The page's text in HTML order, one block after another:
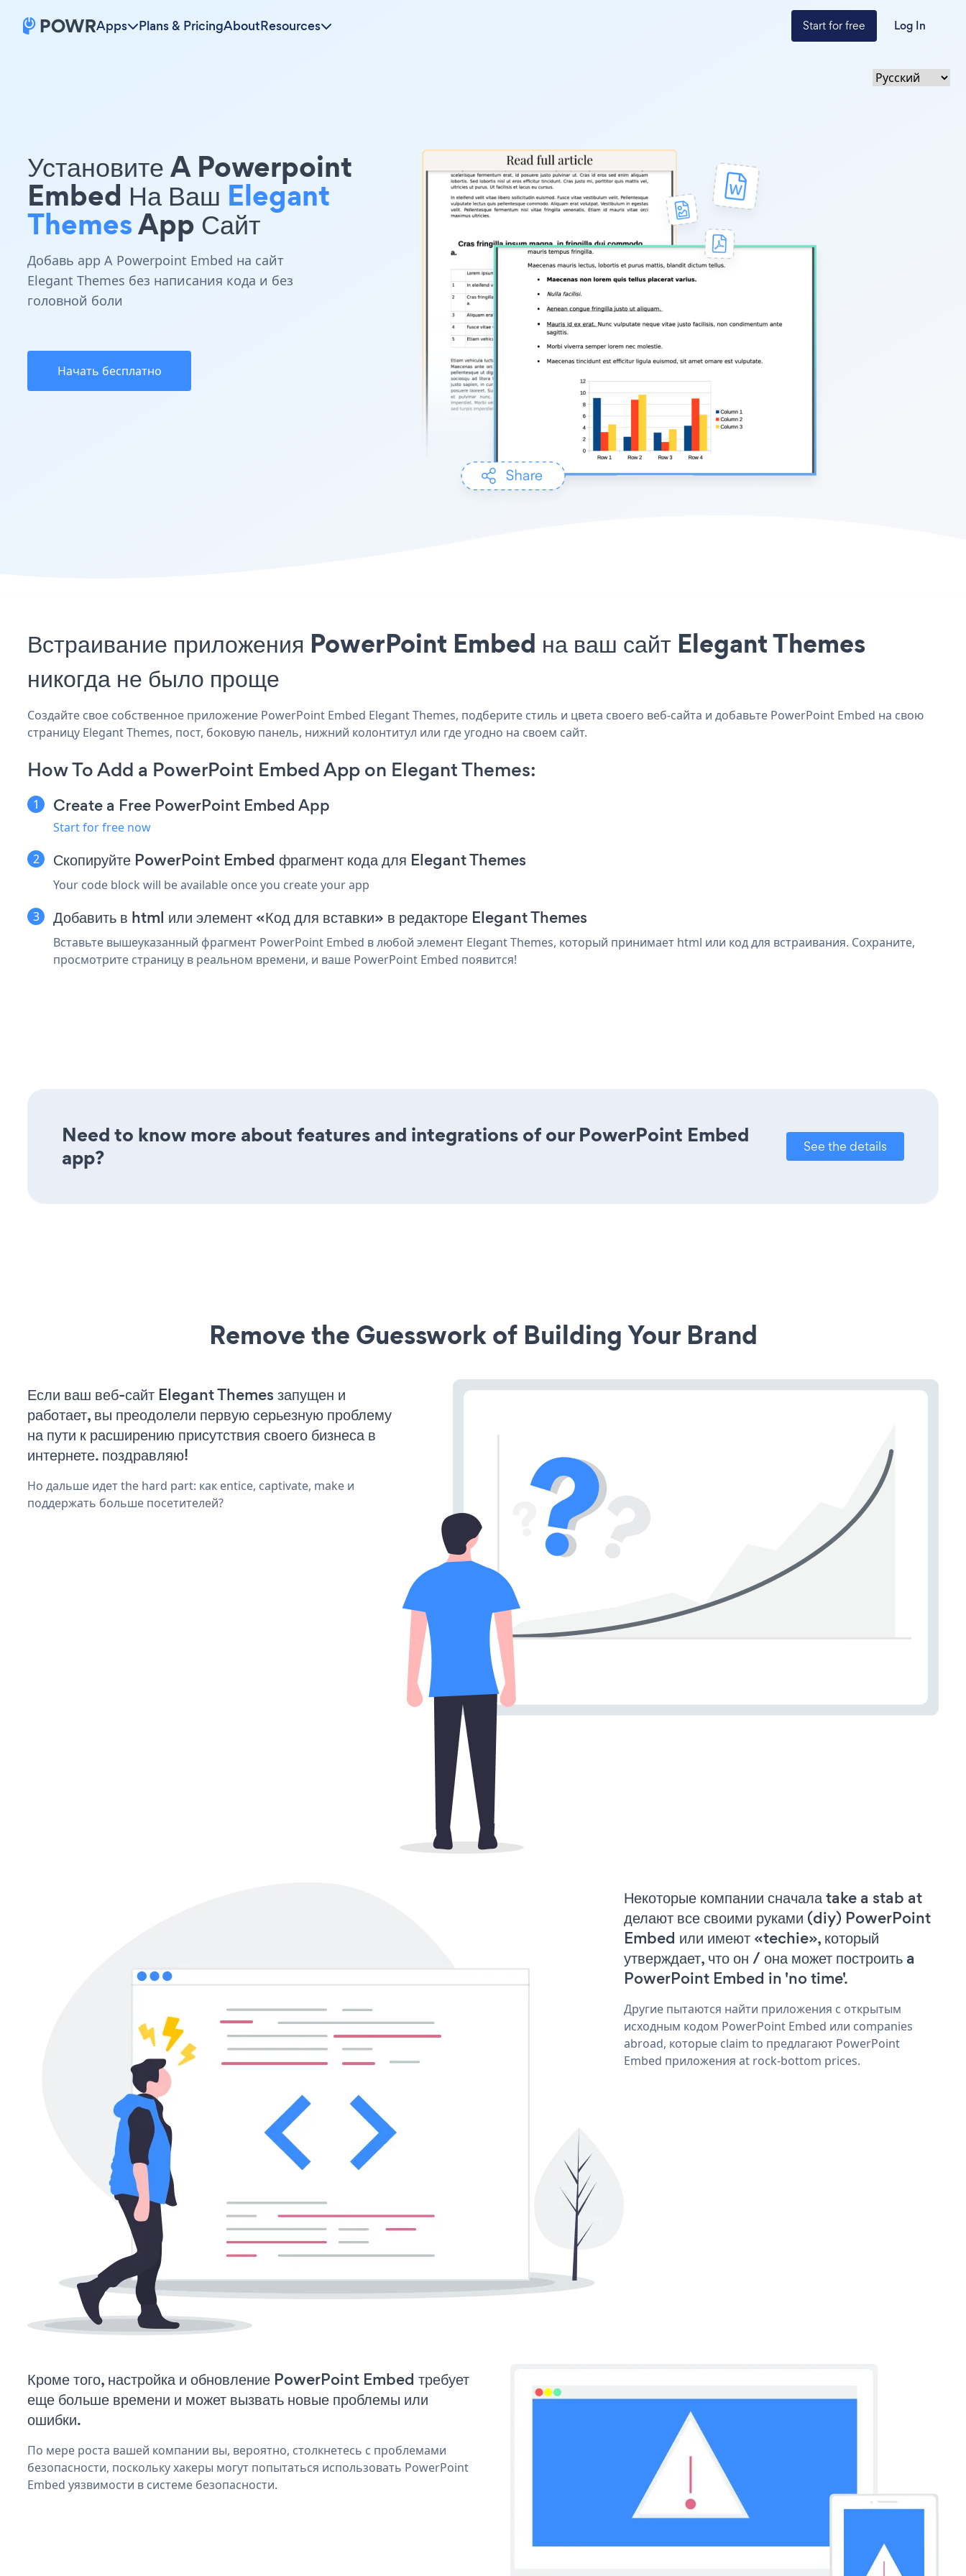
Apps Plans & PricingAboutResources Start for free Log In
Установите A Powerpoint
Embed На Ваш Elegant
ThemesApp Сайт
Добавь app A Powerpoint Embed на сайт
Elegant Themes без написания кода и без
головной боли
Начать бесплатно
Встраивание приложения PowerPoint Embed на ваш сайт Elegant Themes
никогда не было проще
Создайте свое собственное приложение PowerPoint Embed Elegant Themes, подберите стиль и цвета своего веб-сайта и добавьте PowerPoint Embed на свою
страницу Elegant Themes, пост, боковую панель, нижний колонтитул или где угодно на своем сайт.
How To Add a PowerPoint Embed App on Elegant Themes:
Create a Free PowerPoint Embed App
Start for free now
Скопируйте PowerPoint Embed фрагмент кода для Elegant Themes
Your code block will be available once you create your app
Добавить в html или элемент «Код для вставки» в редакторе Elegant Themes
Вставьте вышеуказанный фрагмент PowerPoint Embed в любой элемент Elegant Themes, который принимает html или код для встраивания. Сохраните,
просмотрите страницу в реальном времени, и ваше PowerPoint Embed появится!
Need to know more about features and integrations of our PowerPoint Embed
app?
See the details
Remove the Guesswork of Building Your Brand
Если ваш веб-сайт Elegant Themes запущен и
работает, вы преодолели первую серьезную проблему
на пути к расширению присутствия своего бизнеса в
интернете. поздравляю!
Но дальше идет the hard part: как entice, captivate, make и
поддержать больше посетителей?
Некоторые компании сначала take a stab at
делают все своими руками (diy) PowerPoint
Embed или имеют «techie», который
утверждает, что он / она может построить a
PowerPoint Embed in 'no time'.
Другие пытаются найти приложения с открытым
исходным кодом PowerPoint Embed или companies
abroad, которые claim to предлагают PowerPoint
Embed приложения at rock-bottom prices.
Кроме того, настройка и обновление PowerPoint Embed требует
еще больше времени и может вызвать новые проблемы или
ошибки.
По мере роста вашей компании вы, вероятно, столкнетесь с проблемами
безопасности, поскольку хакеры могут попытаться использовать PowerPoint
Embed уязвимости в системе безопасности.